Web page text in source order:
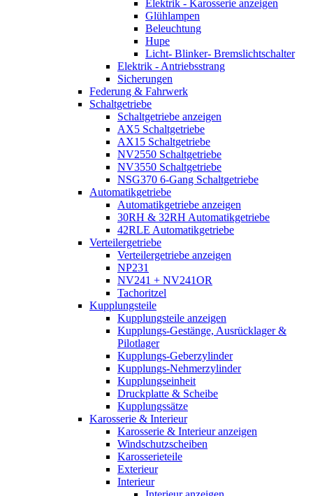
Elektrik - Karosserie anzeigen
Glühlampen
Beleuchtung
Hupe
Licht- Blinker- Bremslichtschalter
Elektrik - Antriebsstrang
Sicherungen
Federung & Fahrwerk
Schaltgetriebe
Schaltgetriebe anzeigen
AX5 Schaltgetriebe
AX15 Schaltgetriebe
NV2550 Schaltgetriebe
NV3550 Schaltgetriebe
NSG370 6-Gang Schaltgetriebe
Automatikgetriebe
Automatikgetriebe anzeigen
30RH & 32RH Automatikgetriebe
42RLE Automatikgetriebe
Verteilergetriebe
Verteilergetriebe anzeigen
NP231
NV241 + NV241OR
Tachoritzel
Kupplungsteile
Kupplungsteile anzeigen
Kupplungs-Gestänge, Ausrücklager &
Pilotlager
Kupplungs-Geberzylinder
Kupplungs-Nehmerzylinder
Kupplungseinheit
Druckplatte & Scheibe
Kupplungssätze
Karosserie & Interieur
Karosserie & Interieur anzeigen
Windschutzscheiben
Karosserieteile
Exterieur
Interieur